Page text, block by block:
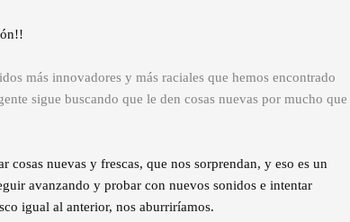
más innovadores y más raciales que hemos encontrado
sigue buscando que le den cosas nuevas por mucho que
cosas nuevas y frescas, que nos sorprendan, y eso es un
avanzando y probar con nuevos sonidos e intentar
igual al anterior, nos aburriríamos.